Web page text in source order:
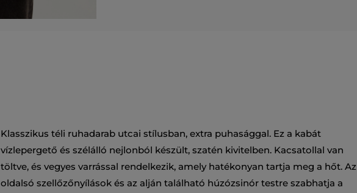
Klasszikus téli ruhadarab utcai stílusban, extra puhasággal. Ez a kabát
vízlepergető és szélálló nejlonból készült, szatén kivitelben. Kacsatollal van
töltve, és vegyes varrással rendelkezik, amely hatékonyan tartja meg a hőt. Az
oldalsó szellőzőnyílások és az alján található húzózsinór testre szabhatja a